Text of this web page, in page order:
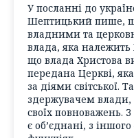
У посланні до
Шептицький пише,
владними та
влада, яка належить
що влада Христова
передана Церкві,
за діями світської.
здержувачем
своїх повноважень.
є об’єднані, з